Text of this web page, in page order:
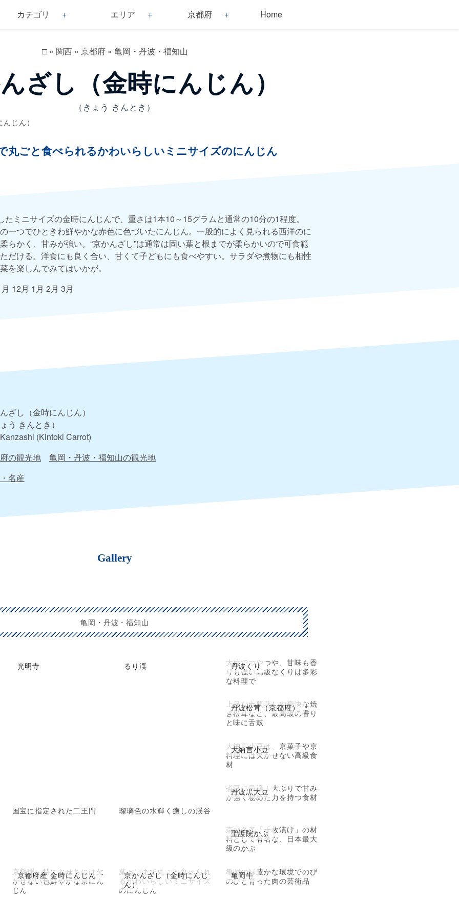
カテゴリ エリア 京都府 Home
□» 関西» 京都府» 亀岡・丹波・福知山
ざし（金時にんじん）
（きょう きんとき）
じん）
丸ごと食べられるかわいらしいミニサイズのにんじん
たミニサイズの金時にんじんで、重さは1本10～15グラムと通常の10分の1程度。
一つでひときわ鮮やかな赤色に色づいたにんじん。一般的によく見られる西洋のに
らかく、甘みが強い。“京かんざし”は通常は固い葉と根までが柔らかいので可食範
だける。洋食にも良く合い、甘くて子どもにも食べやすい。サラダや煮物にも相性
を楽しんでみてはいかが。
12月 1月 2月 3月
ざし（金時にんじん）
う きんとき）
(Kintoki Carrot)
の観光地
亀岡・丹波・福知山の観光地
名産
Gallery
亀岡・丹波・福知山
光明寺
国宝に指定された二王門
るり渓
瑠璃色の水輝く癒しの渓谷
丹波くり
大粒でつやつや、甘味も香
りも強い高級なくりは多彩
な料理で
丹波松茸（京都府）
上品な土瓶蒸しや豪快な焼
き松茸など、最高級の香り
と味に舌鼓
大納言小豆
大納言小豆は、京菓子や京
料理には欠かせない高級食
材
丹波黒大豆
煮豆に最適！大ぶりで甘み
が強く秘めた力を持つ食材
聖護院かぶ
京の名産「千枚漬け」の材
料として有名な、日本最大
級のかぶ
京都府産 金時にんじん
京料理、特におせちには欠
かせない色鮮やかな京にん
じん
京かんざし（金時にんじ
ん）
葉っぱまで丸ごと食べられ
るかわいらしいミニサイズ
のにんじん
亀岡牛
亀岡の緑豊かな環境でのび
のびと育った肉の芸術品